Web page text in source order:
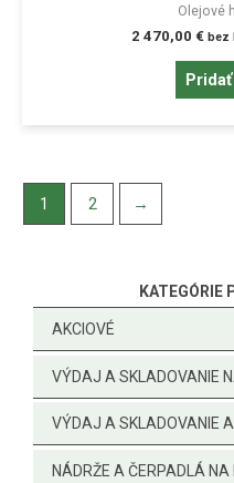
KATEGÓRIE
AKCIOVÉ
VÝDAJ A SKLADOVANIE
VÝDAJ A SKLADOVANIE
NÁDRŽE A ČERPADLÁ NA
Olejové
2 470,00 € bez
1 2 →